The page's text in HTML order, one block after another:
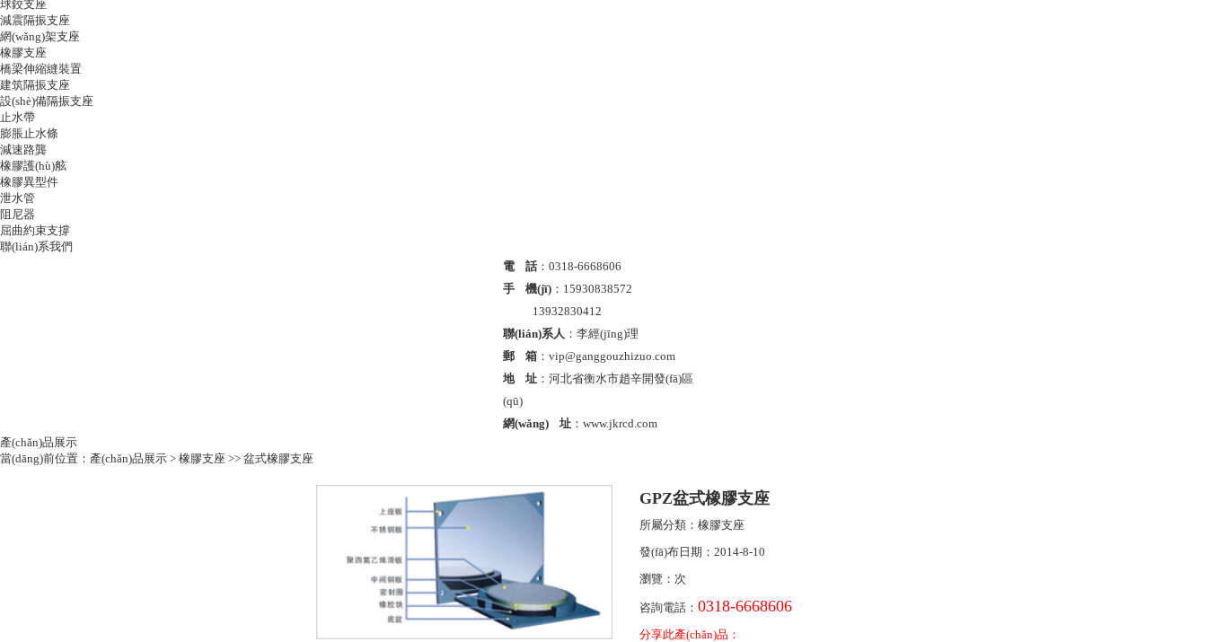
球鉸支座
減震隔振支座
網(wǎng)架支座
橡膠支座
橋梁伸縮縫裝置
建筑隔振支座
設(shè)備隔振支座
止水帶
膨脹止水條
減速路龔
橡膠護(hù)舷
橡膠異型件
泄水管
阻尼器
屈曲約束支撐
聯(lián)系我們
電 話：0318-6668606
手 機(jī)：15930838572
13932830412
聯(lián)系人 ：李經(jīng)理
郵 箱：vip@ganggouzhizuo.com
地 址：河北省衡水市趙辛開發(fā)區
(qū)
網(wǎng) 址：www.jkrcd.com
產(chǎn)品展示
當(dāng)前位置： 產(chǎn)品展示 > 橡膠支座 >> 盆式橡膠支座
GPZ盆式橡膠支座
所屬分類：橡膠支座
發(fā)布日期：2014-8-10
瀏覽：次
咨詢電話： 0318-6668606
分享此產(chǎn)品：